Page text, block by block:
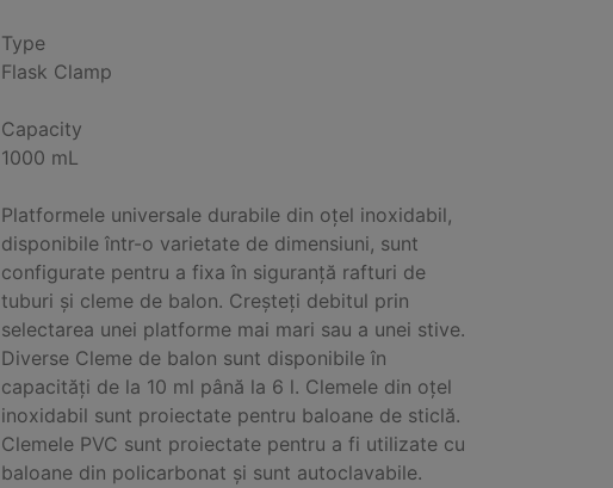
Type
Flask Clamp
Capacity
1000 mL
Platformele universale durabile din oțel inoxidabil,
disponibile într-o varietate de dimensiuni, sunt
configurate pentru a fixa în siguranță rafturi de
tuburi și cleme de balon. Creșteți debitul prin
selectarea unei platforme mai mari sau a unei stive.
Diverse Cleme de balon sunt disponibile în
capacități de la 10 ml până la 6 l. Clemele din oțel
inoxidabil sunt proiectate pentru baloane de sticlă.
Clemele PVC sunt proiectate pentru a fi utilizate cu
baloane din policarbonat și sunt autoclavabile.